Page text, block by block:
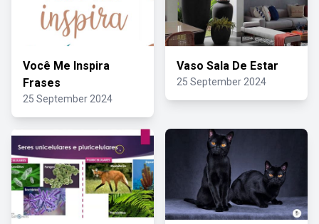
Você Me Inspira
Frases
25 September 2024
Vaso Sala De Estar
25 September 2024